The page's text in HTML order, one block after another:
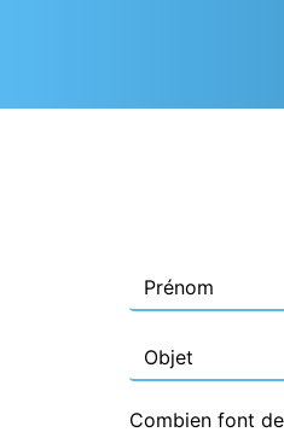
Combien font